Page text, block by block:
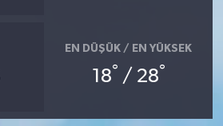
EN DÜŞÜK / EN YÜKSEK
18° / 28°